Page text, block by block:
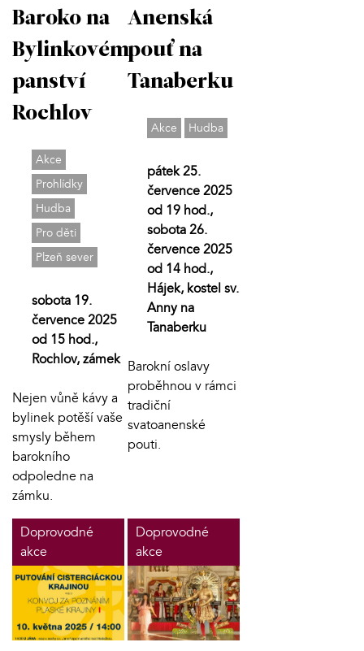
Baroko na
Bylinkovém
panství
Rochlov
Akce
Prohlídky
Hudba
Pro děti
Plzeň sever
sobota 19.
července 2025
od 15 hod.,
Rochlov, zámek
Nejen vůně kávy a
bylinek potěší vaše
smysly během
barokního
odpoledne na
zámku.
Anenská
pouť na
Tanaberku
Akce Hudba
pátek 25.
července 2025
od 19 hod.,
sobota 26.
července 2025
od 14 hod.,
Hájek, kostel sv.
Anny na
Tanaberku
Barokní oslavy
proběhnou v rámci
tradiční
svatoanenské
pouti.
Doprovodné
akce
Doprovodné
akce